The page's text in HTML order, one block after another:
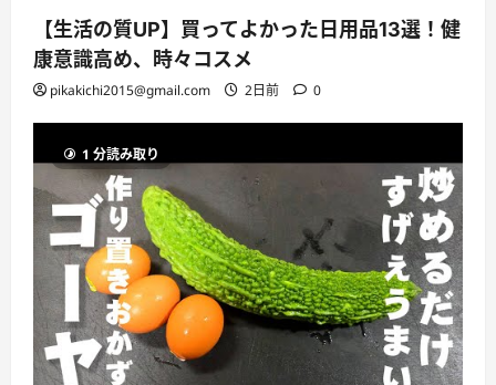
【生活の質UP】買ってよかった日用品13選！健
康意識高め、時々コスメ
pikakichi2015@gmail.com 2日前 0
1 分読み取り